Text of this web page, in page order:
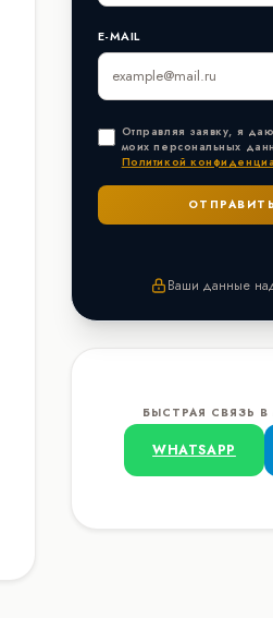
E-MAIL
Отправляя заявку, я
моих персональных
Политикой
Ваши данные
БЫСТРАЯ СВЯЗЬ
WHATSAPP